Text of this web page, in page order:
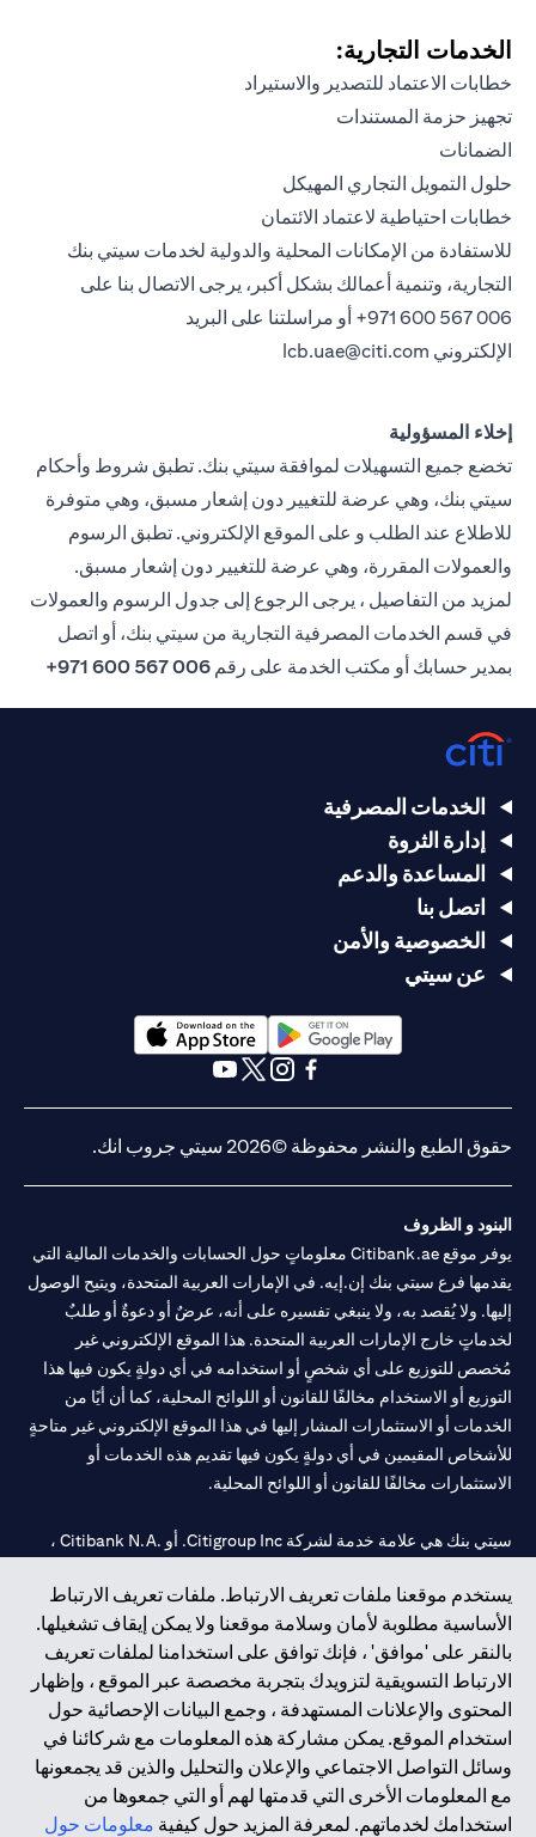
الخدمات التجارية:
خطابات الاعتماد للتصدير والاستيراد
تجهيز حزمة المستندات
الضمانات
حلول التمويل التجاري المهيكل
خطابات احتياطية لاعتماد الائتمان
للاستفادة من الإمكانات المحلية والدولية لخدمات سيتي بنك
التجارية، وتنمية أعمالك بشكل أكبر، يرجى الاتصال بنا على
971 600 567 006+ أو مراسلتنا على البريد
الإلكتروني lcb.uae@citi.com
إخلاء المسؤولية
تخضع جميع التسهيلات لموافقة سيتي بنك. تطبق شروط وأحكام
سيتي بنك، وهي عرضة للتغيير دون إشعار مسبق، وهي متوفرة
للاطلاع عند الطلب و على الموقع الإلكتروني. تطبق الرسوم
والعمولات المقررة، وهي عرضة للتغيير دون إشعار مسبق.
لمزيد من التفاصيل ، يرجى الرجوع إلى جدول الرسوم والعمولات
في قسم الخدمات المصرفية التجارية من سيتي بنك، أو اتصل
بمدير حسابك أو مكتب الخدمة على رقم 006 567 600 971+
يستخدم موقعنا ملفات تعريف الارتباط. ملفات تعريف الارتباط
الأساسية مطلوبة لأمان وسلامة موقعنا ولا يمكن إيقاف تشغيلها.
بالنقر على 'موافق' ، فإنك توافق على استخدامنا لملفات تعريف
الارتباط التسويقية لتزويدك بتجربة مخصصة عبر الموقع ، وإظهار
المحتوى والإعلانات المستهدفة ، وجمع البيانات الإحصائية حول
استخدام الموقع. يمكن مشاركة هذه المعلومات مع شركائنا في
وسائل التواصل الاجتماعي والإعلان والتحليل والذين قد يجمعونها
مع المعلومات الأخرى التي قدمتها لهم أو التي جمعوها من
استخدامك لخدماتهم. لمعرفة المزيد حول كيفية معلومات حول
الخدمات المصرفية
إدارة الثروة
المساعدة والدعم
اتصل بنا
الخصوصية والأمن
عن سيتي
(opens in a new tab)
حقوق الطبع والنشر محفوظة ©2026 سيتي جروب انك.
البنود و الظروف
يوفر موقع Citibank.ae معلوماتٍ حول الحسابات والخدمات المالية التي
يقدمها فرع سيتي بنك إن.إيه. في الإمارات العربية المتحدة، ويتيح الوصول
إليها. ولا يُقصد به، ولا ينبغي تفسيره على أنه، عرضٌ أو دعوةٌ أو طلبٌ
لخدماتٍ خارج الإمارات العربية المتحدة. هذا الموقع الإلكتروني غير
مُخصص للتوزيع على أي شخصٍ أو استخدامه في أي دولةٍ يكون فيها هذا
التوزيع أو الاستخدام مخالفًا للقانون أو اللوائح المحلية، كما أن أيًا من
الخدمات أو الاستثمارات المشار إليها في هذا الموقع الإلكتروني غير متاحةٍ
للأشخاص المقيمين في أي دولةٍ يكون فيها تقديم هذه الخدمات أو
الاستثمارات مخالفًا للقانون أو اللوائح المحلية.
سيتي بنك هي علامة خدمة لشركة Citigroup Inc. أو .Citibank N.A ،
سيتي بنك إن. إيه. الإمارات مسجل لدى مصرف الإمارات المركزي تحت
أرقام التراخيص 202563 لفرع الوصل في دبي، 531989 لفرع مول
الإمارات في دبي، وCN-1002019لفرع أبوظبي. هاتف: 4000 311 04.
فرع سيتي بنك إن إيه - الإمارات العربية المتحدة مرخص من مصرف
الإمارات العربية المتحدة المركزي كفرع لبنك أجنبي.
سيتي بنك إن إيه الإمارات العربية المتحدة مرخص من هيئة الأوراق المالية
والسلع في الإمارات العربية المتحدة ("SCA") للقيام بالنشاط المالي لـ أ)
الاستشارات المالية والتعريف والترويج بموجب ترخيص رقم